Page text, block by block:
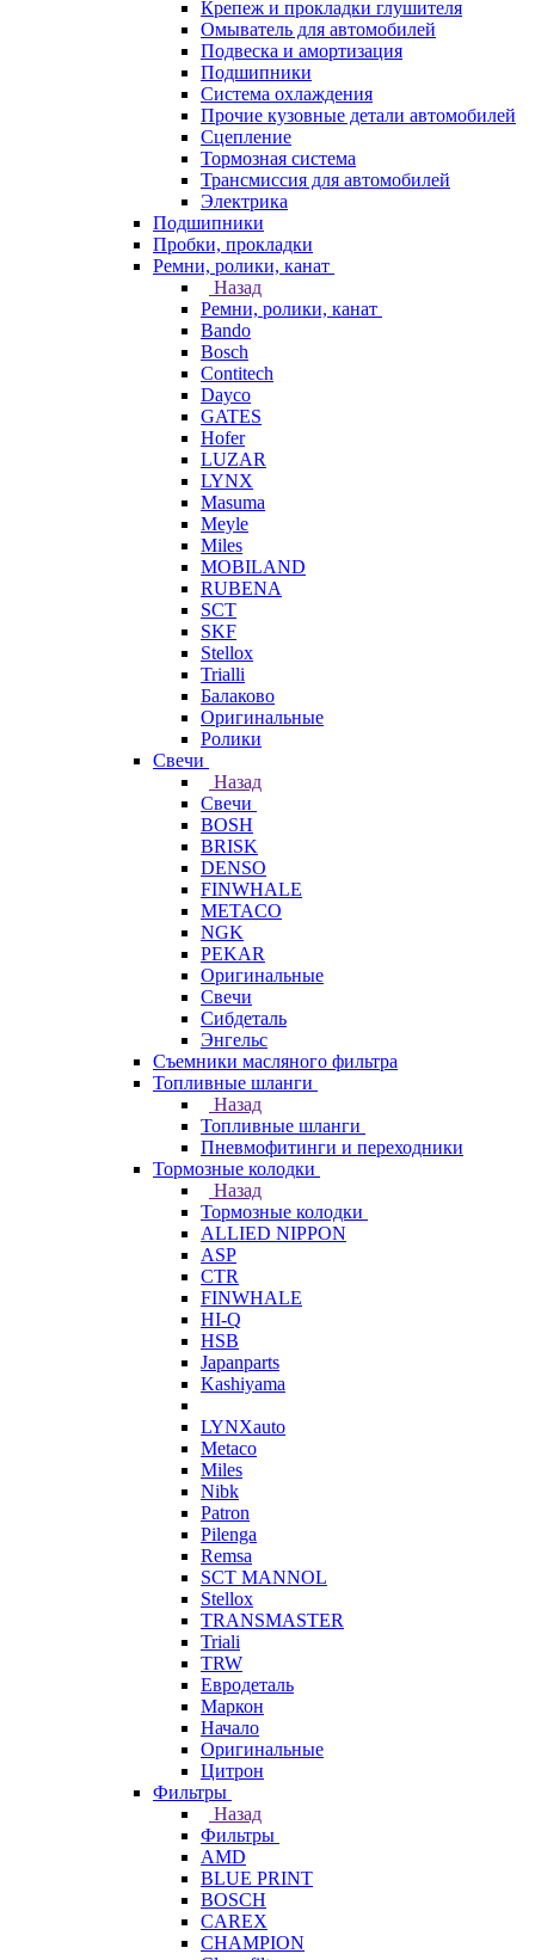
Крепеж и прокладки глушителя
Омыватель для автомобилей
Подвеска и амортизация
Подшипники
Система охлаждения
Прочие кузовные детали автомобилей
Сцепление
Тормозная система
Трансмиссия для автомобилей
Электрика
Подшипники
Пробки, прокладки
Ремни, ролики, канат
Назад
Ремни, ролики, канат
Bando
Bosch
Contitech
Dayco
GATES
Hofer
LUZAR
LYNX
Masuma
Meyle
Miles
MOBILAND
RUBENA
SCT
SKF
Stellox
Trialli
Балаково
Оригинальные
Ролики
Свечи
Назад
Свечи
BOSH
BRISK
DENSO
FINWHALE
METACO
NGK
PEKAR
Оригинальные
Свечи
Сибдеталь
Энгельс
Съемники масляного фильтра
Топливные шланги
Назад
Топливные шланги
Пневмофитинги и переходники
Тормозные колодки
Назад
Тормозные колодки
ALLIED NIPPON
ASP
CTR
FINWHALE
HI-Q
HSB
Japanparts
Kashiyama
LYNXauto
Metaco
Miles
Nibk
Patron
Pilenga
Remsa
SCT MANNOL
Stellox
TRANSMASTER
Triali
TRW
Евродеталь
Маркон
Начало
Оригинальные
Цитрон
Фильтры
Назад
Фильтры
AMD
BLUE PRINT
BOSCH
CAREX
CHAMPION